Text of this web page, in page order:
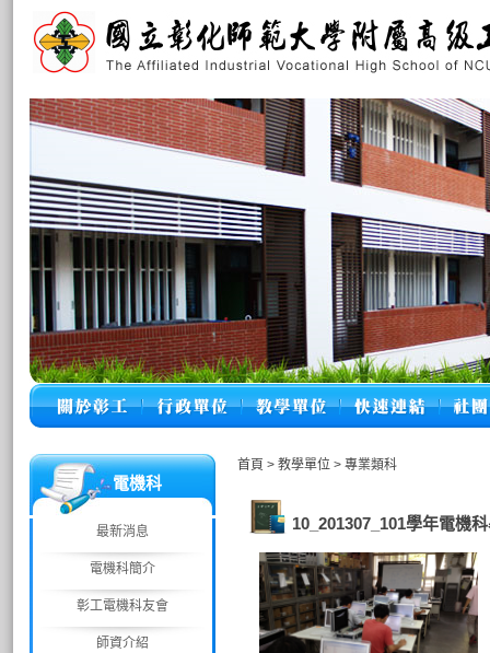
電機科
最新消息
電機科簡介
彰工電機科友會
師資介紹
首頁 > 教學單位 > 專業類科
10_201307_101學年電機